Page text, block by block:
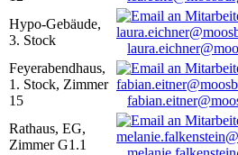
Hypo-Gebäude,
3. Stock
Feyerabendhaus,
1. Stock, Zimmer
15
Rathaus, EG,
Zimmer G1.1